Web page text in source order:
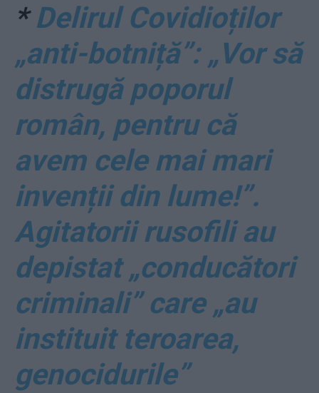
*Delirul Covidioților
„anti-botniță”: „Vor să
distrugă poporul
român, pentru că
avem cele mai mari
invenții din lume!”.
Agitatorii rusofili au
depistat „conducători
criminali” care „au
instituit teroarea,
genocidurile”